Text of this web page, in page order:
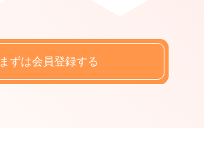
まずは会員登録する